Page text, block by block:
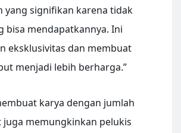
yang signifikan karena tidak
bisa mendapatkannya. Ini
eksklusivitas dan membuat
menjadi lebih berharga.”
karya dengan jumlah
juga memungkinkan pelukis